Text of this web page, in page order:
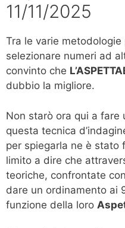
11/11/2025
Tra le varie
selezionare numeri ad
convinto che
dubbio la migliore.
Non starò ora qui a
questa tecnica
per spiegarla ne è stato
limito a dire che
teoriche, confrontate
dare un ordinamento ai
funzione della loro